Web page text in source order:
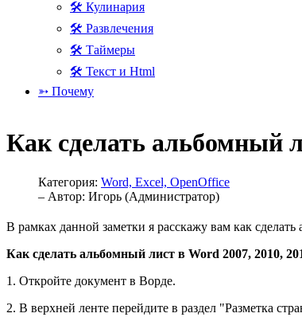
🛠 Кулинария
🛠 Развлечения
🛠 Таймеры
🛠 Текст и Html
➳ Почему
Как сделать альбомный
Категория: Word, Excel, OpenOffice
– Автор: Игорь (Администратор)
В рамках данной заметки я расскажу вам как
Как сделать альбомный лист в Word 2007, 2010,
1. Откройте документ в Ворде.
2. В верхней ленте перейдите в раздел "Разметка